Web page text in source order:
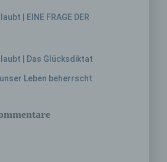
| EINE FRAGE DER
| Das Glücksdiktat
Leben beherrscht